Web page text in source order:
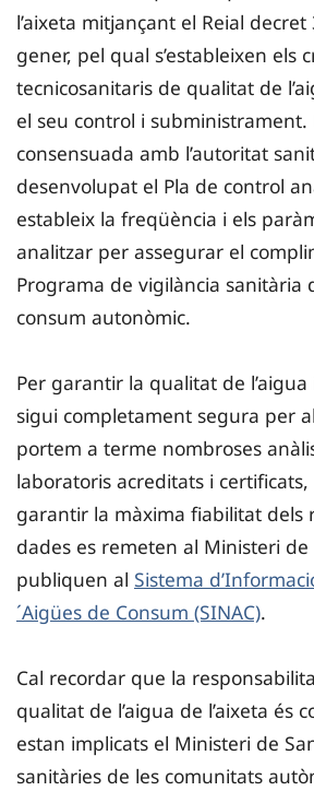
l’aixeta mitjançant el Reial
gener, pel qual s’estableixen els
tecnicosanitaris de qualitat de
el seu control i subministrament.
consensuada amb l’autoritat
desenvolupat el Pla de control
estableix la freqüència i els
analitzar per assegurar el
Programa de vigilància sanitària
consum autonòmic.
Per garantir la qualitat de
sigui completament segura per
portem a terme nombroses
laboratoris acreditats i
garantir la màxima fiabilitat dels
dades es remeten al Ministeri de
publiquen al Sistema
´Aigües de Consum (SINAC).
Cal recordar que la
qualitat de l’aigua de l’aixeta és
estan implicats el Ministeri de
sanitàries de les comunitats